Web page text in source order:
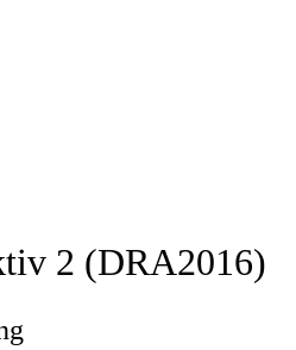
2 (DRA2016)